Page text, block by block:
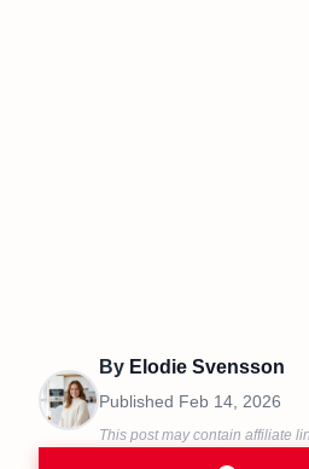
By Elodie Svensson
Published Feb 14, 2026
This post may contain affiliate